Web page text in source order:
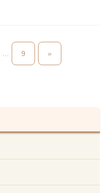
… 9 »